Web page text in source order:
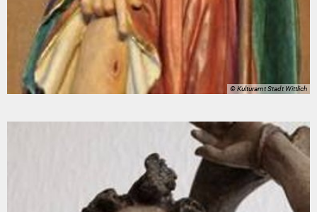
© Kulturamt Stadt Wittlich